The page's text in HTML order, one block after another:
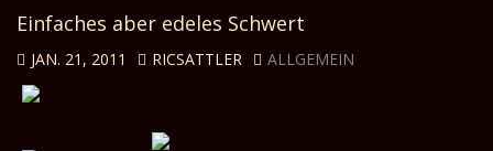
Einfaches aber edeles Schwert
JAN. 21, 2011 RICSATTLER ALLGEMEIN